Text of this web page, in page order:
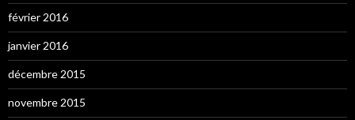
février 2016
janvier 2016
décembre 2015
novembre 2015